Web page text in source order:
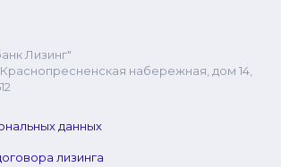
Лизинг"
Краснопресненская набережная, дом 14,
данных
лизинга